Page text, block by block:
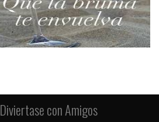
Diviertase con Amigos